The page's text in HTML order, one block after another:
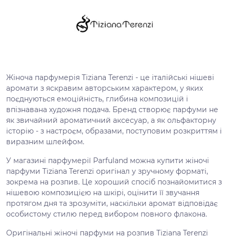
Жіноча парфумерія Tiziana Terenzi - це італійські нішеві
аромати з яскравим авторським характером, у яких
поєднуються емоційність, глибина композицій і
впізнавана художня подача. Бренд створює парфуми не
як звичайний ароматичний аксесуар, а як ольфакторну
історію - з настроєм, образами, поступовим розкриттям і
виразним шлейфом.
У магазині парфумерії Parfuland можна купити жіночі
парфуми Tiziana Terenzi оригінал у зручному форматі,
зокрема на розпив. Це хороший спосіб познайомитися з
нішевою композицією на шкірі, оцінити її звучання
протягом дня та зрозуміти, наскільки аромат відповідає
особистому стилю перед вибором повного флакона.
Оригінальні жіночі парфуми на розпив Tiziana Terenzi